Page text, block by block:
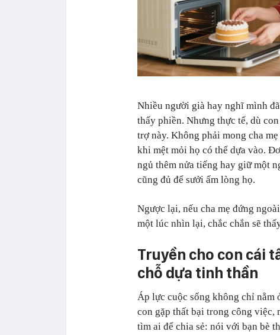
Nhiều người già hay nghĩ mình
thấy phiền. Nhưng thực tế, dù
trợ này. Không phải mong cha
khi mệt mỏi họ có thể dựa vào.
ngủ thêm nửa tiếng hay giữ một
cũng đủ để sưởi ấm lòng họ.
Ngược lại, nếu cha mẹ đứng
một lúc nhìn lại, chắc chắn sẽ
Truyền cho con cái
chỗ dựa tinh thần
Áp lực cuộc sống không chỉ nằm
con gặp thất bại trong công việc,
tìm ai để chia sẻ: nói với bạn bè